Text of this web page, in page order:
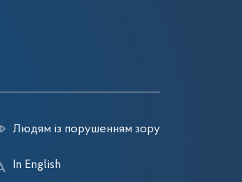
Людям із порушенням зору
In English